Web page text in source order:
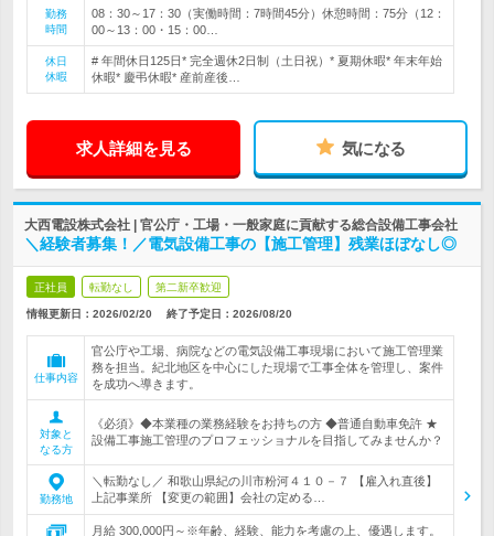
勤務
時間
08：30～17：30（実働時間：7時間45分）休憩時間：75分（12：
00～13：00・15：00…
休日
休暇
# 年間休日125日* 完全週休2日制（土日祝）* 夏期休暇* 年末年始
休暇* 慶弔休暇* 産前産後…
求人詳細を見る 気になる
大西電設株式会社 | 官公庁・工場・一般家庭に貢献する総合設備工事会社
＼経験者募集！／電気設備工事の【施工管理】残業ほぼなし◎
正社員 転勤なし 第二新卒歓迎
情報更新日：2026/02/20 終了予定日： 2026/08/20
仕事内容
官公庁や工場、病院などの電気設備工事現場において施工管理業
務を担当。紀北地区を中心にした現場で工事全体を管理し、案件
を成功へ導きます。
対象と
なる方
《必須》◆本業種の業務経験をお持ちの方 ◆普通自動車免許 ★
設備工事施工管理のプロフェッショナルを目指してみませんか？
勤務地
＼転勤なし／ 和歌山県紀の川市粉河４１０－７ 【雇入れ直後】
上記事業所 【変更の範囲】会社の定める…
月給 300,000円～※年齢、経験、能力を考慮の上、優遇します。